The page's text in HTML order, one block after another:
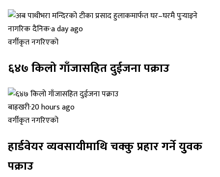
नागरिक दैनिक·a day ago
वर्गीकृत नगरिएको
६४७ किलो गाँजासहित दुईजना पक्राउ
बाह्रखरी·20 hours ago
वर्गीकृत नगरिएको
हार्डवेयर व्यवसायीमाथि चक्कु प्रहार गर्ने युुवक
पक्राउ